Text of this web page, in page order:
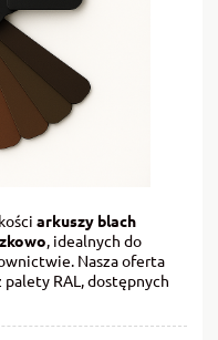
arkuszy blach
, idealnych do
Nasza oferta
RAL, dostępnych